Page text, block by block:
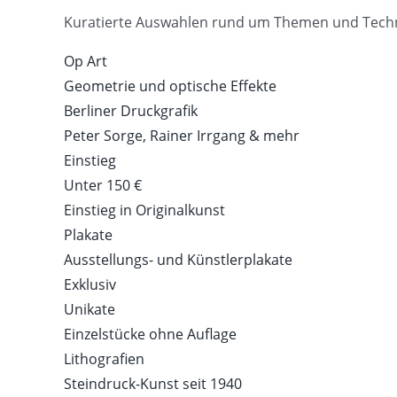
Kuratierte Auswahlen rund um Themen und
Op Art
Geometrie und optische Effekte
Berliner Druckgrafik
Peter Sorge, Rainer Irrgang & mehr
Einstieg
Unter 150 €
Einstieg in Originalkunst
Plakate
Ausstellungs- und Künstlerplakate
Exklusiv
Unikate
Einzelstücke ohne Auflage
Lithografien
Steindruck-Kunst seit 1940